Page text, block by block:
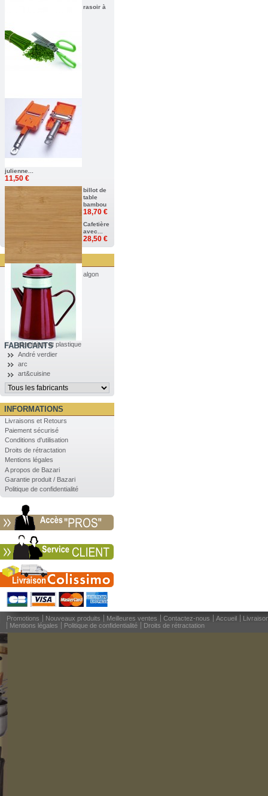
rasoir à
julienne...
11,50 €
billot de
table
bambou
18,70 €
Cafetière
avec...
28,50 €
FABRICANTS
algon
aluminium et plastique
André verdier
arc
art&cuisine
INFORMATIONS
Livraisons et Retours
Paiement sécurisé
Conditions d'utilisation
Droits de rétractation
Mentions légales
A propos de Bazari
Garantie produit / Bazari
Politique de confidentialité
Promotions Nouveaux produits Meilleures ventes Contactez-nous Accueil
Mentions légales
Politique de confidentialité Droits de rétractation